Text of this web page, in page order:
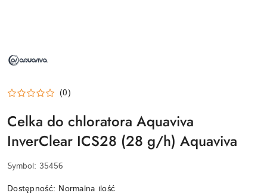
AQUAVIVA
(0)
Celka do chloratora Aquaviva
InverClear ICS28 (28 g/h) Aquaviva
Symbol: 35456
Dostępność: Normalna ilość